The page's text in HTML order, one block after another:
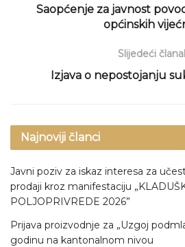
Saopćenje za javnost
općinskih
Slijedeći
Izjava o nepostojanju
Najnoviji članci
Javni poziv za iskaz interesa za
prodaji kroz manifestaciju
POLJOPRIVREDE 2026”
Prijava proizvodnje za „Uzgoj
godinu na kantonalnom nivou